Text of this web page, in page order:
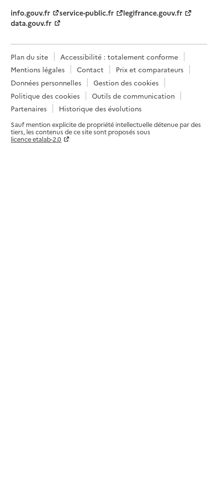
info.gouv.fr
service-public.fr
legifrance.gouv.fr
data.gouv.fr
Plan du site
Accessibilité : totalement conforme
Mentions légales
Contact
Prix et comparateurs
Données personnelles
Gestion des cookies
Politique des cookies
Outils de communication
Partenaires
Historique des évolutions
Sauf mention explicite de propriété intellectuelle détenue par des
tiers, les contenus de ce site sont proposés sous
licence etalab-2.0